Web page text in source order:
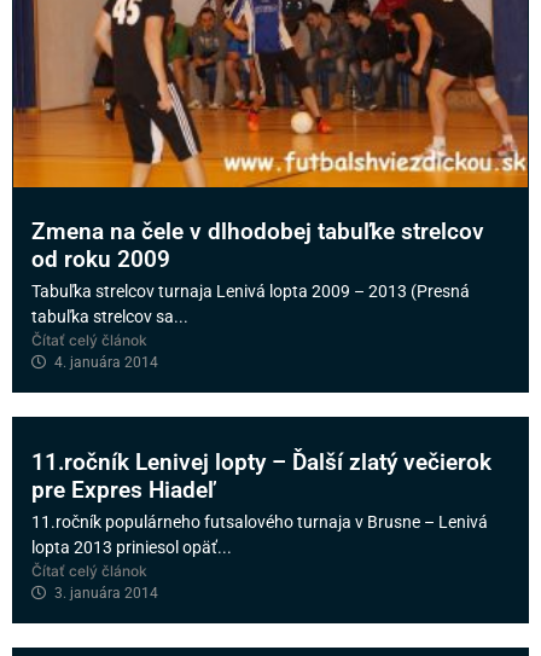
Zmena na čele v dlhodobej tabuľke strelcov
od roku 2009
Tabuľka strelcov turnaja Lenivá lopta 2009 – 2013 (Presná
tabuľka strelcov sa...
Čítať celý článok
4. januára 2014
11.ročník Lenivej lopty – Ďalší zlatý večierok
pre Expres Hiadeľ
11.ročník populárneho futsalového turnaja v Brusne – Lenivá
lopta 2013 priniesol opäť...
Čítať celý článok
3. januára 2014